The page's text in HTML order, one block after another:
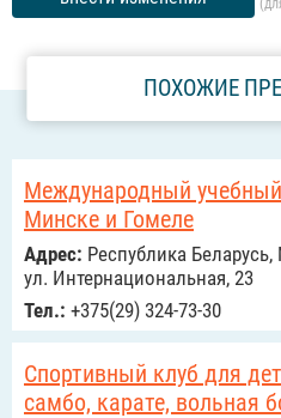
ПОХОЖИЕ
Международный
Минске и Гомеле
Адрес: Республика
ул. Интернациональная, 23
Тел.: +375(29) 324-73-30
Спортивный клуб для
самбо, карате, вольная